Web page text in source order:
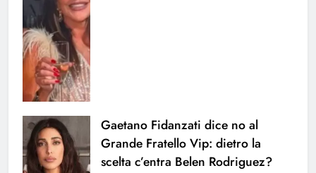
Gaetano Fidanzati dice no al
Grande Fratello Vip: dietro la
scelta c’entra Belen Rodriguez?